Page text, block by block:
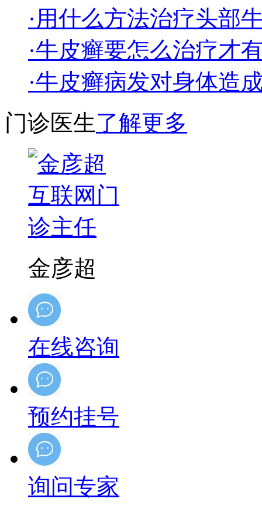
·用什么方法治疗头部
·牛皮癣要怎么治疗才
·牛皮癣病发对身体造
门诊医生了解更多
金彦超
在线咨询
预约挂号
询问专家